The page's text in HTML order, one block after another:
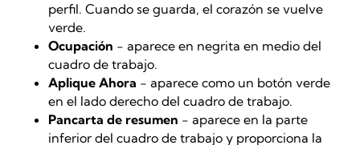
perfil. Cuando se guarda, el corazón se vuelve
verde.
Ocupación - aparece en negrita en medio del
cuadro de trabajo.
Aplique Ahora - aparece como un botón verde
en el lado derecho del cuadro de trabajo.
Pancarta de resumen - aparece en la parte
inferior del cuadro de trabajo y proporciona la